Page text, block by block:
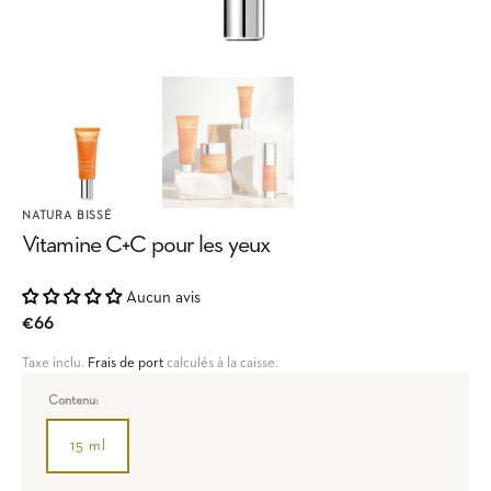
NATURA BISSÉ
Vitamine C+C pour les yeux
Aucun avis
Prix
habituel
€66
Taxe inclu. Frais de port calculés à la caisse.
Contenu:
15 mlVariante
galerie